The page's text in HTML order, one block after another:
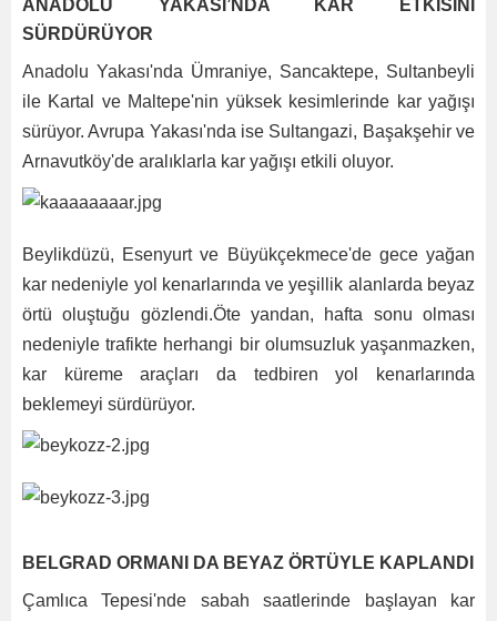
ANADOLU YAKASI’NDA KAR ETKİSİNİ
SÜRDÜRÜYOR
Anadolu Yakası'nda Ümraniye, Sancaktepe, Sultanbeyli
ile Kartal ve Maltepe'nin yüksek kesimlerinde kar yağışı
sürüyor. Avrupa Yakası'nda ise Sultangazi, Başakşehir ve
Arnavutköy'de aralıklarla kar yağışı etkili oluyor.
Beylikdüzü, Esenyurt ve Büyükçekmece'de gece yağan
kar nedeniyle yol kenarlarında ve yeşillik alanlarda beyaz
örtü oluştuğu gözlendi.Öte yandan, hafta sonu olması
nedeniyle trafikte herhangi bir olumsuzluk yaşanmazken,
kar küreme araçları da tedbiren yol kenarlarında
beklemeyi sürdürüyor.
BELGRAD ORMANI DA BEYAZ ÖRTÜYLE KAPLANDI
Çamlıca Tepesi'nde sabah saatlerinde başlayan kar